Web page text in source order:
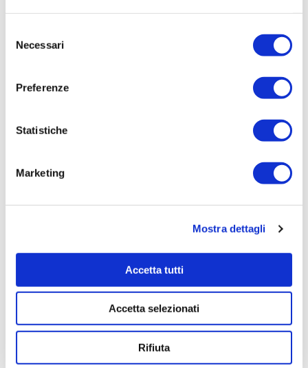
delNecessari
Preferenze
Statistiche
Marketing
Mostra dettagli
Accetta tutti
Accetta selezionati
Rifiuta
Aggiudicatario Nome:
07269900580
3.990,00
PRONTA
0
Pagina aggiornata il 30/11/2021